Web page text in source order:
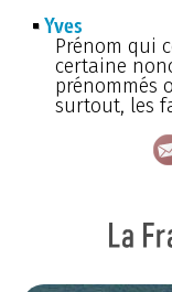
Yves
Prénom qui
certaine
prénommés
surtout, les